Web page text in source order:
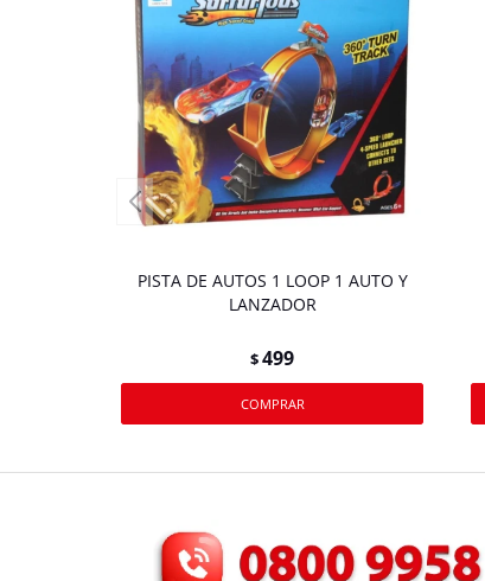
PISTA DE AUTOS 1 LOOP 1 AUTO Y
LANZADOR
$499